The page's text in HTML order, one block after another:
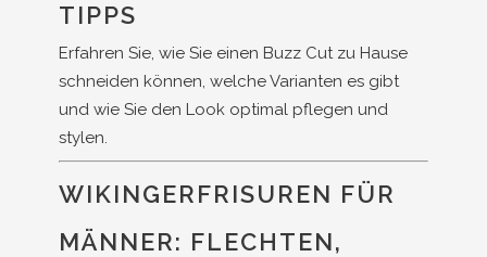
TIPPS
Erfahren Sie, wie Sie einen Buzz Cut zu Hause
schneiden können, welche Varianten es gibt
und wie Sie den Look optimal pflegen und
stylen.
WIKINGERFRISUREN FÜR
MÄNNER: FLECHTEN,